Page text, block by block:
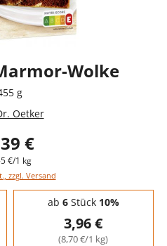
Wolke
g
Oetker
€
€/1 kg
zzgl. Versand
ab 6Stück 10%
3,96 €
(8,70 €/1 kg)